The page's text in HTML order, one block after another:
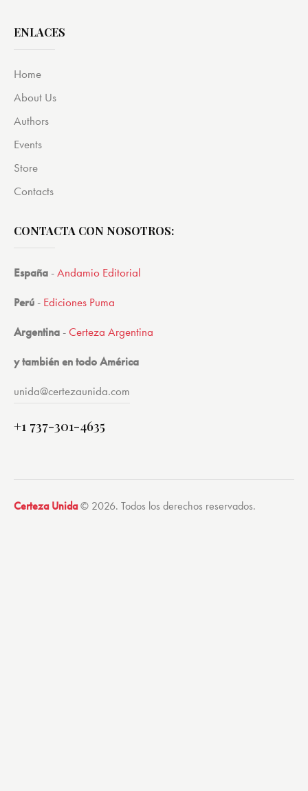
ENLACES
Home
About Us
Authors
Events
Store
Contacts
CONTACTA CON NOSOTROS:
España -Andamio Editorial
Perú - Ediciones Puma
Argentina -Certeza Argentina
y también en todo América
unida@certezaunida.com
+1 737-301-4635
Certeza Unida© 2026. Todos los derechos reservados.